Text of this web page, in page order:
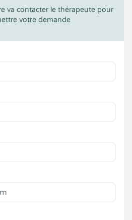
va contacter le thérapeute pour
votre demande